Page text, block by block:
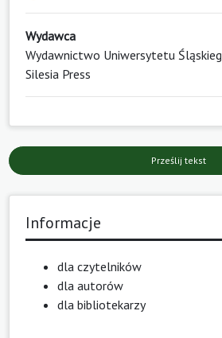
Wydawca
Wydawnictwo Uniwersytetu
Silesia Press
Prześlij tekst
Informacje
dla czytelników
dla autorów
dla bibliotekarzy